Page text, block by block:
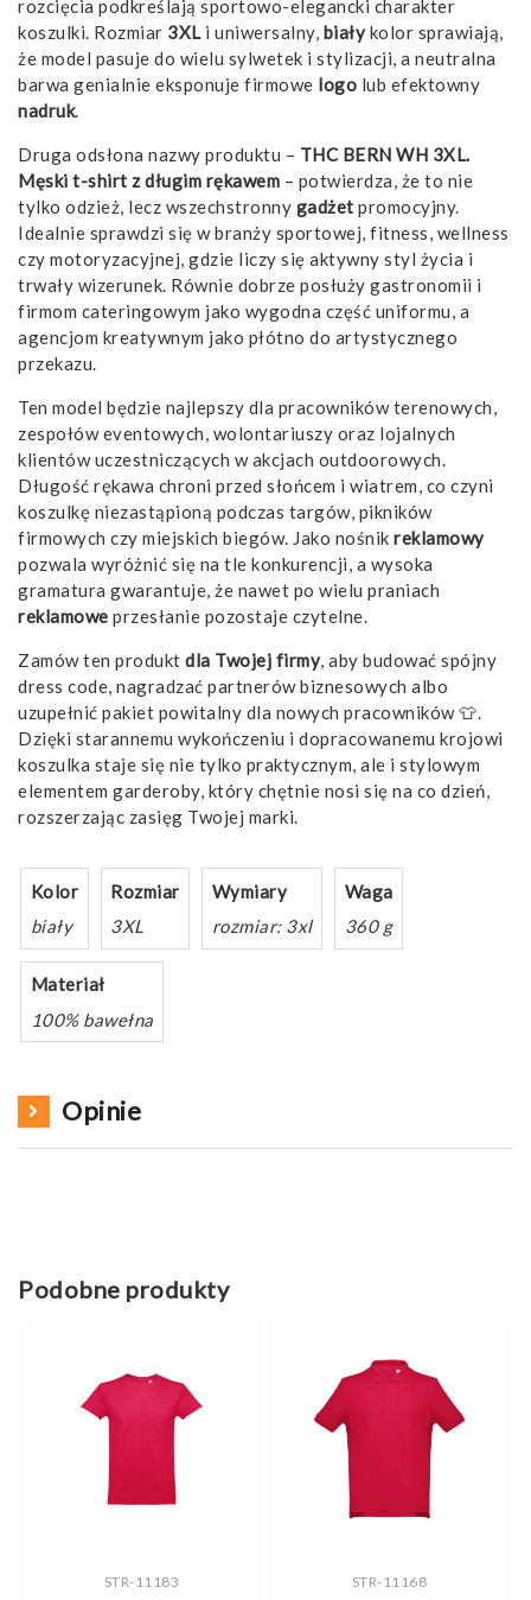
rozcięcia podkreślają sportowo-elegancki charakter
koszulki. Rozmiar 3XLi uniwersalny, białykolor sprawiają,
że model pasuje do wielu sylwetek i stylizacji, a neutralna
barwa genialnie eksponuje firmowe logo lub efektowny
nadruk.
Druga odsłona nazwy produktu – THC BERN WH 3XL.
Męski t-shirt z długim rękawem – potwierdza, że to nie
tylko odzież, lecz wszechstronny gadżet promocyjny.
Idealnie sprawdzi się w branży sportowej, fitness, wellness
czy motoryzacyjnej, gdzie liczy się aktywny styl życia i
trwały wizerunek. Równie dobrze posłuży gastronomii i
firmom cateringowym jako wygodna część uniformu, a
agencjom kreatywnym jako płótno do artystycznego
przekazu.
Ten model będzie najlepszy dla pracowników terenowych,
zespołów eventowych, wolontariuszy oraz lojalnych
klientów uczestniczących w akcjach outdoorowych.
Długość rękawa chroni przed słońcem i wiatrem, co czyni
koszulkę niezastąpioną podczas targów, pikników
firmowych czy miejskich biegów. Jako nośnik reklamowy
pozwala wyróżnić się na tle konkurencji, a wysoka
gramatura gwarantuje, że nawet po wielu praniach
reklamowe przesłanie pozostaje czytelne.
Zamów ten produkt dla Twojej firmy, aby budować spójny
dress code, nagradzać partnerów biznesowych albo
uzupełnić pakiet powitalny dla nowych pracowników 👕.
Dzięki starannemu wykończeniu i dopracowanemu krojowi
koszulka staje się nie tylko praktycznym, ale i stylowym
elementem garderoby, który chętnie nosi się na co dzień,
rozszerzając zasięg Twojej marki.
Kolor
biały
Rozmiar
3XL
Wymiary
rozmiar: 3xl
Waga
360 g
Materiał
100% bawełna
Opinie
Podobne produkty
STR-11183 STR-11168